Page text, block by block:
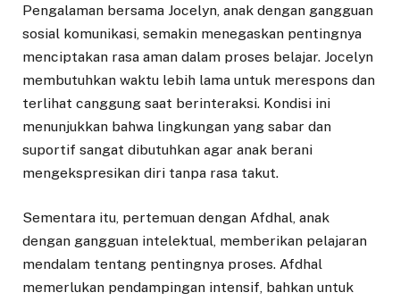
Pengalaman bersama Jocelyn, anak dengan gangguan
sosial komunikasi, semakin menegaskan pentingnya
menciptakan rasa aman dalam proses belajar. Jocelyn
membutuhkan waktu lebih lama untuk merespons dan
terlihat canggung saat berinteraksi. Kondisi ini
menunjukkan bahwa lingkungan yang sabar dan
suportif sangat dibutuhkan agar anak berani
mengekspresikan diri tanpa rasa takut.
Sementara itu, pertemuan dengan Afdhal, anak
dengan gangguan intelektual, memberikan pelajaran
mendalam tentang pentingnya proses. Afdhal
memerlukan pendampingan intensif, bahkan untuk